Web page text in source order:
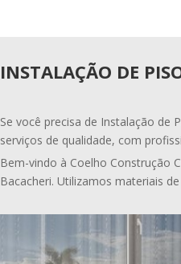
INSTALAÇÃO DE
Se você precisa de Instalação de
serviços de qualidade, com
Bem-vindo à Coelho Construção
Bacacheri. Utilizamos materiais